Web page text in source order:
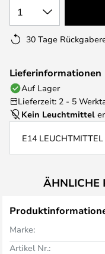
1
30 Tage
Lieferinformationen
Auf Lager
Lieferzeit: 2 - 5
Kein Leuchtmittel
E14
ÄHNLICHE
Marke:
Artikel Nr.: